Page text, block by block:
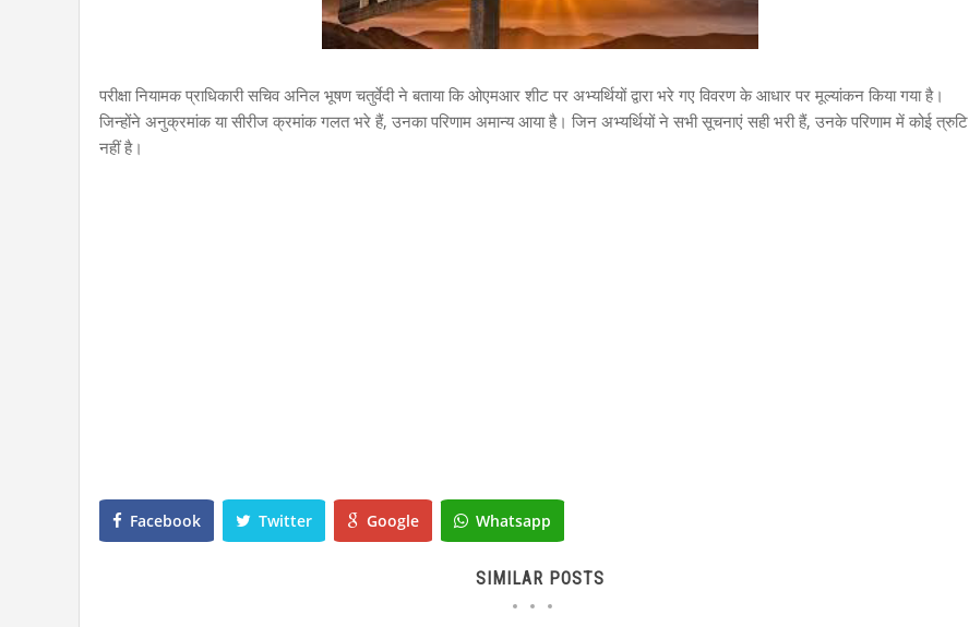
परीक्षा नियामक प्राधिकारी सचिव अनिल भूषण चतुर्वेदी ने बताया कि ओएमआर शीट पर अभ्यर्थियों द्वारा भरे गए विवरण के आधार पर मूल्यांकन किया गया है।
जिन्होंने अनुक्रमांक या सीरीज क्रमांक गलत भरे हैं, उनका परिणाम अमान्य आया है। जिन अभ्यर्थियों ने सभी सूचनाएं सही भरी हैं, उनके परिणाम में कोई त्रुटि
नहीं है।
Facebook Twitter Google Whatsapp
SIMILAR POSTS